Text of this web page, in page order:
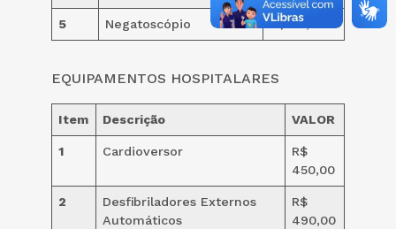
5 Negatoscópio R$ 80,00
EQUIPAMENTOS HOSPITALARES
Item Descrição VALOR
1 Cardioversor
R$
450,00
2
Desfibriladores Externos
Automáticos
R$
490,00